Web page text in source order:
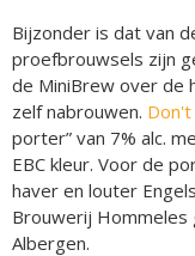
Bijzonder is dat van
proefbrouwsels zijn
de MiniBrew over de
zelf nabrouwen.
porter” van 7% alc.
EBC kleur. Voor de
haver en louter
Brouwerij Hommeles
Albergen.